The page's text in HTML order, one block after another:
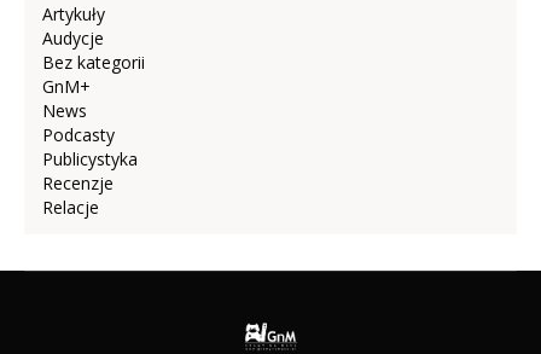
Artykuły
Audycje
Bez kategorii
GnM+
News
Podcasty
Publicystyka
Recenzje
Relacje